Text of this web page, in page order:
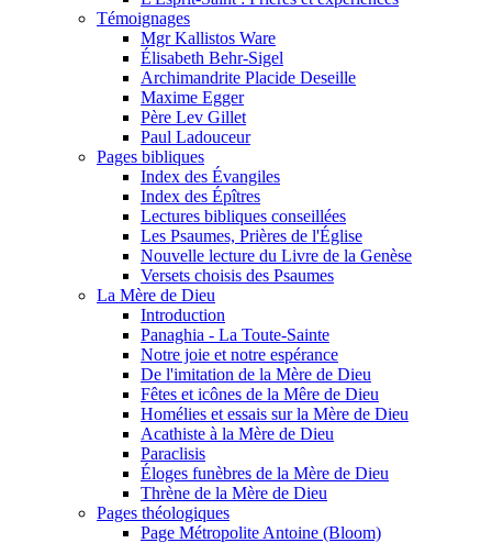
Témoignages
Mgr Kallistos Ware
Élisabeth Behr-Sigel
Archimandrite Placide Deseille
Maxime Egger
Père Lev Gillet
Paul Ladouceur
Pages bibliques
Index des Évangiles
Index des Épîtres
Lectures bibliques conseillées
Les Psaumes, Prières de l'Église
Nouvelle lecture du Livre de la Genèse
Versets choisis des Psaumes
La Mère de Dieu
Introduction
Panaghia - La Toute-Sainte
Notre joie et notre espérance
De l'imitation de la Mère de Dieu
Fêtes et icônes de la Mêre de Dieu
Homélies et essais sur la Mère de Dieu
Acathiste à la Mère de Dieu
Paraclisis
Éloges funèbres de la Mère de Dieu
Thrène de la Mère de Dieu
Pages théologiques
Page Métropolite Antoine (Bloom)